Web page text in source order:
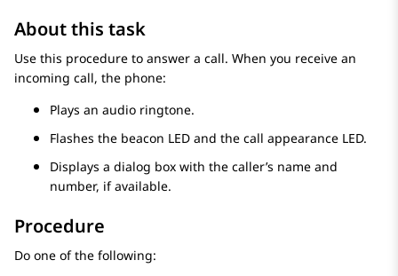
About this task
Use this procedure to answer a call. When you receive an
incoming call, the phone:
Plays an audio ringtone.
Flashes the beacon LED and the call appearance LED.
Displays a dialog box with the caller’s name and
number, if available.
Procedure
Do one of the following: